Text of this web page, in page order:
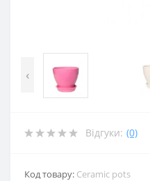
‹
Відгуки: (0)
Код товару: Ceramic pots